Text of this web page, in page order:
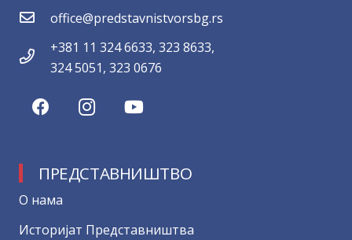
office@predstavnistvorsbg.rs
+381 11 324 6633, 323 8633,
324 5051, 323 0676
ПРЕДСТАВНИШТВО
О нама
Историјат Представништва